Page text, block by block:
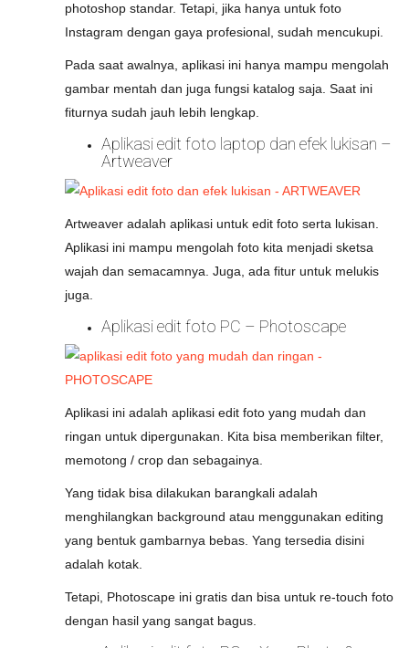
photoshop standar. Tetapi, jika hanya untuk foto
Instagram dengan gaya profesional, sudah mencukupi.
Pada saat awalnya, aplikasi ini hanya mampu mengolah
gambar mentah dan juga fungsi katalog saja. Saat ini
fiturnya sudah jauh lebih lengkap.
Aplikasi edit foto laptop dan efek lukisan –
Artweaver
Artweaver adalah aplikasi untuk edit foto serta lukisan.
Aplikasi ini mampu mengolah foto kita menjadi sketsa
wajah dan semacamnya. Juga, ada fitur untuk melukis
juga.
Aplikasi edit foto PC – Photoscape
Aplikasi ini adalah aplikasi edit foto yang mudah dan
ringan untuk dipergunakan. Kita bisa memberikan filter,
memotong / crop dan sebagainya.
Yang tidak bisa dilakukan barangkali adalah
menghilangkan background atau menggunakan editing
yang bentuk gambarnya bebas. Yang tersedia disini
adalah kotak.
Tetapi, Photoscape ini gratis dan bisa untuk re-touch foto
dengan hasil yang sangat bagus.